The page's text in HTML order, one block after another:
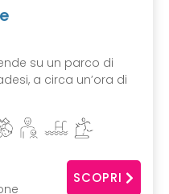
su un parco di
a circa un’ora di
SCOPRI